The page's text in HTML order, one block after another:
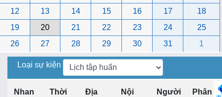
12
13 14 15 16 17
18
19
20 21 22 23 24
25
26
27 28 29 30 31 1
Loại sự kiện
Nhan
Thời
Địa
Nội
Người
Phân